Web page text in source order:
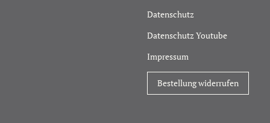
Datenschutz
Datenschutz Youtube
Impressum
Bestellung widerrufen